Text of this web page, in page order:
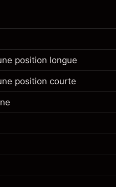
pour le
position longue
$1,000.00
position courte
$1,000.00